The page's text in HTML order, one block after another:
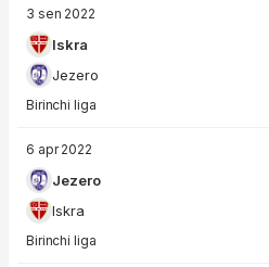
3 sen 2022
Iskra
Jezero
Birinchi liga
6 apr 2022
Jezero
Iskra
Birinchi liga